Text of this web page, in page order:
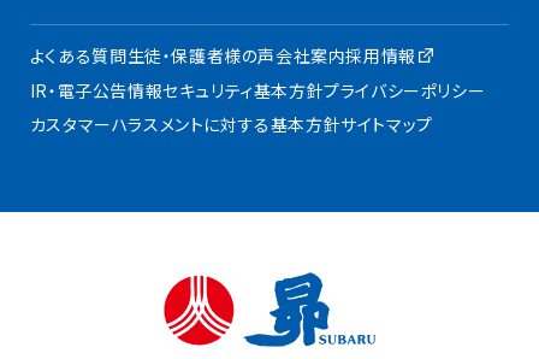
よくある質問生徒・保護者様の声会社案内採用情報
IR・電子公告情報セキュリティ基本方針プライバシーポリシー
カスタマーハラスメントに対する基本方針サイトマップ